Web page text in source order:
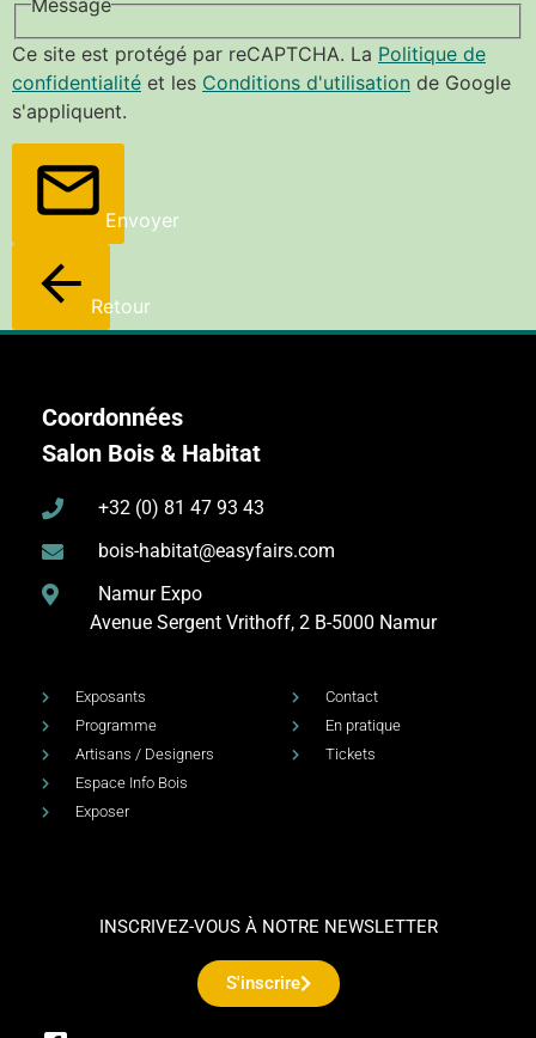
Ce site est protégé par reCAPTCHA. La Politique de
confidentialité et les Conditions d'utilisation de Google
s'appliquent.
Envoyer
Retour
Coordonnées
Salon Bois & Habitat
+32 (0) 81 47 93 43
bois-habitat@easyfairs.com
Namur Expo
Avenue Sergent Vrithoff, 2 B-5000 Namur
Exposants
Programme
Artisans / Designers
Espace Info Bois
Exposer
Contact
En pratique
Tickets
INSCRIVEZ-VOUS À NOTRE NEWSLETTER
S'inscrire